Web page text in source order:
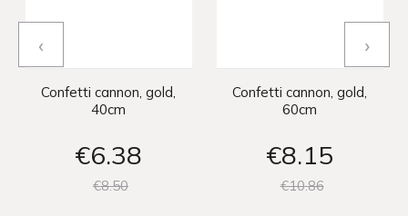
Confetti cannon, gold,
40cm
€6 38
€850
Confetti cannon, gold,
60cm
€8 15
€1086
‹ ›